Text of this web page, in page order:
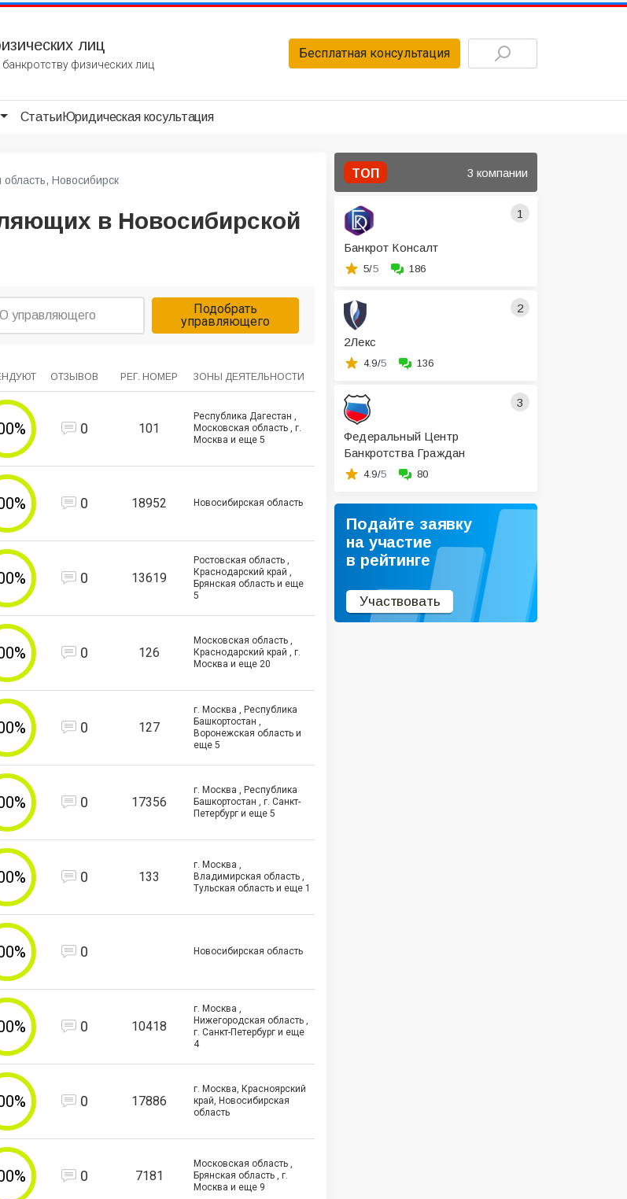
лиц
физических лиц
Бесплатная консультация
СтатьиЮридическая косультация
Новосибирск
в Новосибирской
Подобрать
управляющего
ОТЗЫВОВ РЕГ. НОМЕР ЗОНЫ ДЕЯТЕЛЬНОСТИ
0 101
Республика Дагестан ,
Московская область , г.
Москва и еще 5
0 18952 Новосибирская область
0 13619
Ростовская область ,
Краснодарский край ,
Брянская область и еще
5
0 126
Московская область ,
Краснодарский край , г.
Москва и еще 20
0 127
г. Москва , Республика
Башкортостан ,
Воронежская область и
еще 5
0 17356
г. Москва , Республика
Башкортостан , г. Санкт-
Петербург и еще 5
0 133
г. Москва ,
Владимирская область ,
Тульская область и еще 1
0 Новосибирская область
0 10418
г. Москва ,
Нижегородская область ,
г. Санкт-Петербург и еще
4
0 17886
г. Москва, Красноярский
край, Новосибирская
область
0 7181
Московская область ,
Брянская область , г.
Москва и еще 9
ТОП 3 компании
1
Банкрот Консалт
5/5 186
2
2Лекс
4.9/5 136
3
Федеральный Центр
Банкротства Граждан
4.9/5 80
Подайте заявку
на участие
в рейтинге
Участвовать